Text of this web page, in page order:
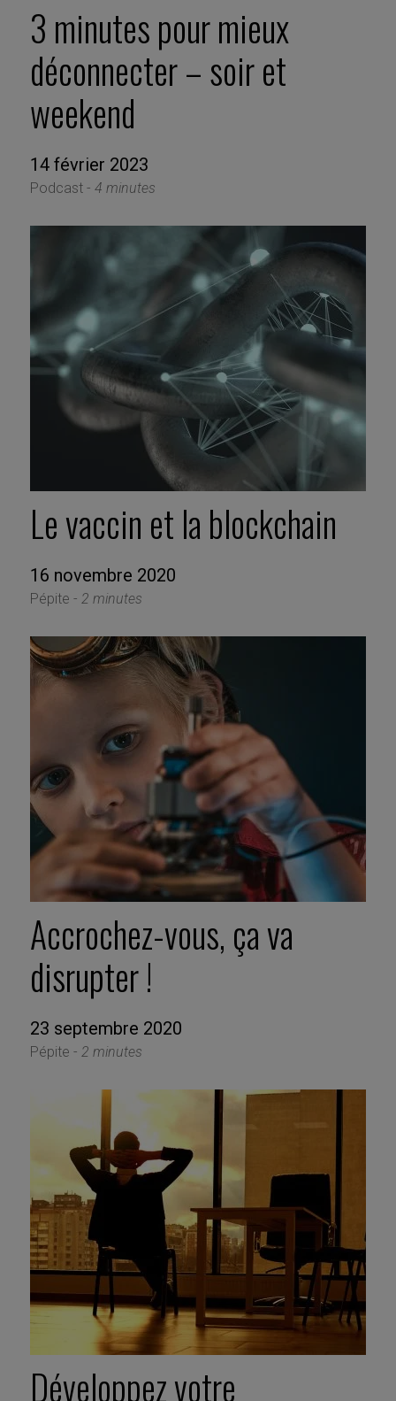
3 minutes pour mieux
déconnecter – soir et
weekend
14 février 2023
Podcast - 4 minutes
Le vaccin et la blockchain
16 novembre 2020
Pépite - 2 minutes
Accrochez-vous, ça va
disrupter !
23 septembre 2020
Pépite - 2 minutes
Développez votre